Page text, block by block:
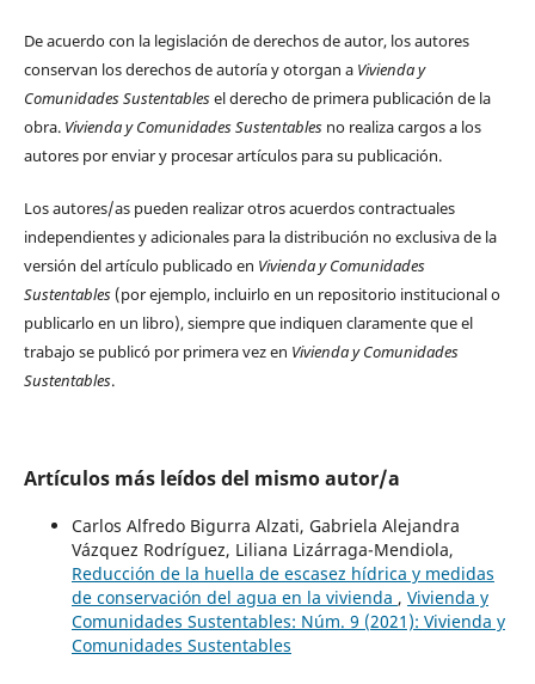
De acuerdo con la legislación de derechos de autor, los autores
conservan los derechos de autoría y otorgan a Vivienda y
Comunidades Sustentablesel derecho de primera publicación de la
obra. Vivienda y Comunidades Sustentablesno realiza cargos a los
autores por enviar y procesar artículos para su publicación.
Los autores/as pueden realizar otros acuerdos contractuales
independientes y adicionales para la distribución no exclusiva de la
versión del artículo publicado en Vivienda y Comunidades
Sustentables(por ejemplo, incluirlo en un repositorio institucional o
publicarlo en un libro), siempre que indiquen claramente que el
trabajo se publicó por primera vez en Vivienda y Comunidades
Sustentables.
Artículos más leídos del mismo autor/a
Carlos Alfredo Bigurra Alzati, Gabriela Alejandra
Vázquez Rodríguez, Liliana Lizárraga-Mendiola,
Reducción de la huella de escasez hídrica y medidas
de conservación del agua en la vivienda , Vivienda y
Comunidades Sustentables: Núm. 9 (2021): Vivienda y
Comunidades Sustentables